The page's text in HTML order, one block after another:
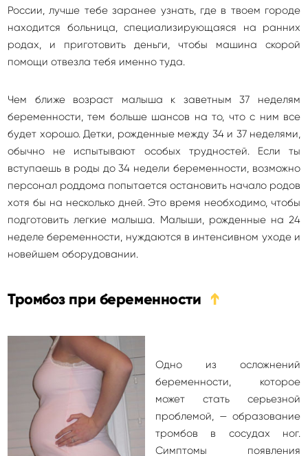
России, лучше тебе заранее узнать, где в твоем городе
находится больница, специализирующаяся на ранних
родах, и приготовить деньги, чтобы машина скорой
помощи отвезла тебя именно туда.
Чем ближе возраст малыша к заветным 37 неделям
беременности, тем больше шансов на то, что с ним все
будет хорошо. Детки, рожденные между 34 и 37 неделями,
обычно не испытывают особых трудностей. Если ты
вступаешь в роды до 34 недели беременности, возможно
персонал роддома попытается остановить начало родов
хотя бы на несколько дней. Это время необходимо, чтобы
подготовить легкие малыша. Малыши, рожденные на 24
неделе беременности, нуждаются в интенсивном уходе и
новейшем оборудовании.
Тромбоз при беременности ➔
Одно из осложнений
беременности, которое
может стать серьезной
проблемой, — образование
тромбов в сосудах ног.
Симптомы появления